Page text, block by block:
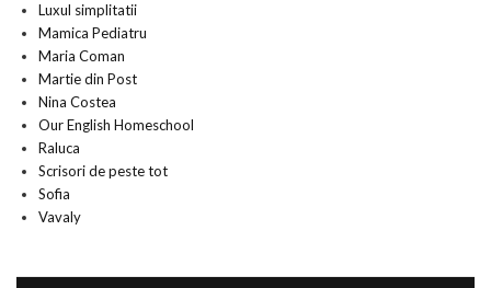
Luxul simplitatii
Mamica Pediatru
Maria Coman
Martie din Post
Nina Costea
Our English Homeschool
Raluca
Scrisori de peste tot
Sofia
Vavaly